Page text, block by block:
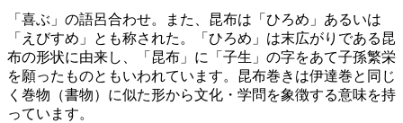
「喜ぶ」の語呂合わせ。また、昆布は「ひろめ」あるいは
「えびすめ」とも称された。「ひろめ」は末広がりである昆
布の形状に由来し、「昆布」に「子生」の字をあて子孫繁栄
を願ったものともいわれています。昆布巻きは伊達巻と同じ
く巻物（書物）に似た形から文化・学問を象徴する意味を持
っています。